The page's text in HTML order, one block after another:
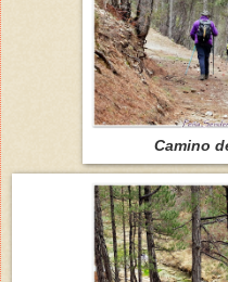
Camino